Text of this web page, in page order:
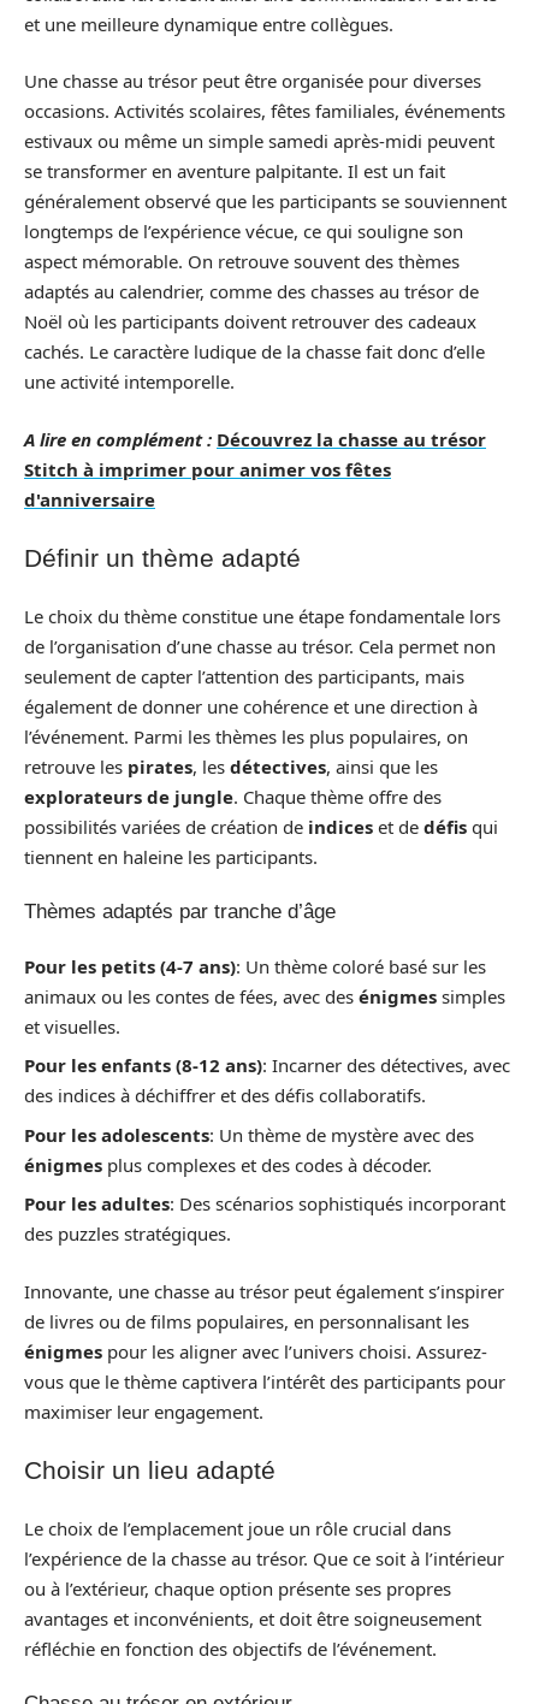
et une meilleure dynamique entre collègues.
Une chasse au trésor peut être organisée pour diverses
occasions. Activités scolaires, fêtes familiales, événements
estivaux ou même un simple samedi après-midi peuvent
se transformer en aventure palpitante. Il est un fait
généralement observé que les participants se souviennent
longtemps de l’expérience vécue, ce qui souligne son
aspect mémorable. On retrouve souvent des thèmes
adaptés au calendrier, comme des chasses au trésor de
Noël où les participants doivent retrouver des cadeaux
cachés. Le caractère ludique de la chasse fait donc d’elle
une activité intemporelle.
A lire en complément : Découvrez la chasse au trésor
Stitch à imprimer pour animer vos fêtes
d'anniversaire
Définir un thème adapté
Le choix du thème constitue une étape fondamentale lors
de l’organisation d’une chasse au trésor. Cela permet non
seulement de capter l’attention des participants, mais
également de donner une cohérence et une direction à
l’événement. Parmi les thèmes les plus populaires, on
retrouve les pirates, les détectives, ainsi que les
explorateurs de jungle. Chaque thème offre des
possibilités variées de création de indices et de défis qui
tiennent en haleine les participants.
Thèmes adaptés par tranche d’âge
Pour les petits (4-7 ans): Un thème coloré basé sur les
animaux ou les contes de fées, avec des énigmes simples
et visuelles.
Pour les enfants (8-12 ans): Incarner des détectives, avec
des indices à déchiffrer et des défis collaboratifs.
Pour les adolescents: Un thème de mystère avec des
énigmes plus complexes et des codes à décoder.
Pour les adultes: Des scénarios sophistiqués incorporant
des puzzles stratégiques.
Innovante, une chasse au trésor peut également s’inspirer
de livres ou de films populaires, en personnalisant les
énigmes pour les aligner avec l’univers choisi. Assurez-
vous que le thème captivera l’intérêt des participants pour
maximiser leur engagement.
Choisir un lieu adapté
Le choix de l’emplacement joue un rôle crucial dans
l’expérience de la chasse au trésor. Que ce soit à l’intérieur
ou à l’extérieur, chaque option présente ses propres
avantages et inconvénients, et doit être soigneusement
réfléchie en fonction des objectifs de l’événement.